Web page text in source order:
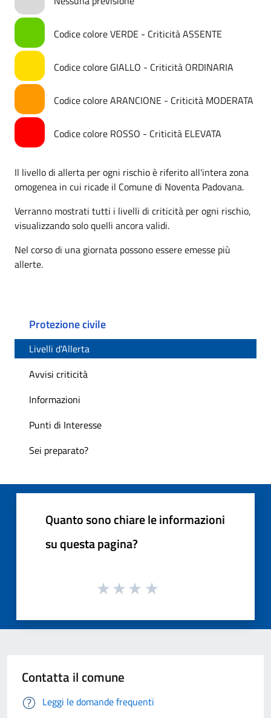
Codice colore VERDE - Criticità ASSENTE
Codice colore GIALLO - Criticità ORDINARIA
Codice colore ARANCIONE - Criticità MODERATA
Codice colore ROSSO - Criticità ELEVATA
Il livello di allerta per ogni rischio è riferito all'intera zona
omogenea in cui ricade il Comune di Noventa Padovana.
Verranno mostrati tutti i livelli di criticità per ogni rischio,
visualizzando solo quelli ancora validi.
Nel corso di una giornata possono essere emesse più
allerte.
Protezione civile
Livelli d'Allerta
Avvisi criticità
Informazioni
Punti di Interesse
Sei preparato?
Quanto sono chiare le informazioni
su questa pagina?
Contatta il comune
Leggi le domande frequenti